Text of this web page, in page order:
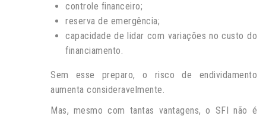
controle financeiro;
reserva de emergência;
capacidade de lidar com variações no custo do
financiamento.
Sem esse preparo, o risco de endividamento
aumenta consideravelmente.
Mas, mesmo com tantas vantagens, o SFI não é